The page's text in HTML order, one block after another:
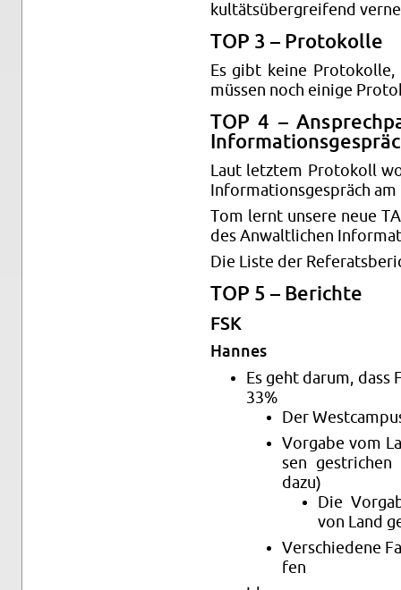
kul­täts­über­grei­fend
TOP 3 – Pro­to­kol­le
Es gibt keine
müs­sen noch ei­ni­ge
TOP 4 –
Laut letz­tem Pro­to­koll
In­for­ma­ti­ons­ge­spräch
Tom lernt un­se­re neue
des An­walt­li­chen
Die Liste der
TOP 5 – Be­rich­te
FSK
Han­nes
Es geht darum, dass
33%
Der
Vor­ga­be vom
sen
dazu)
Die
von Land
Ver­schie­de­ne
fen